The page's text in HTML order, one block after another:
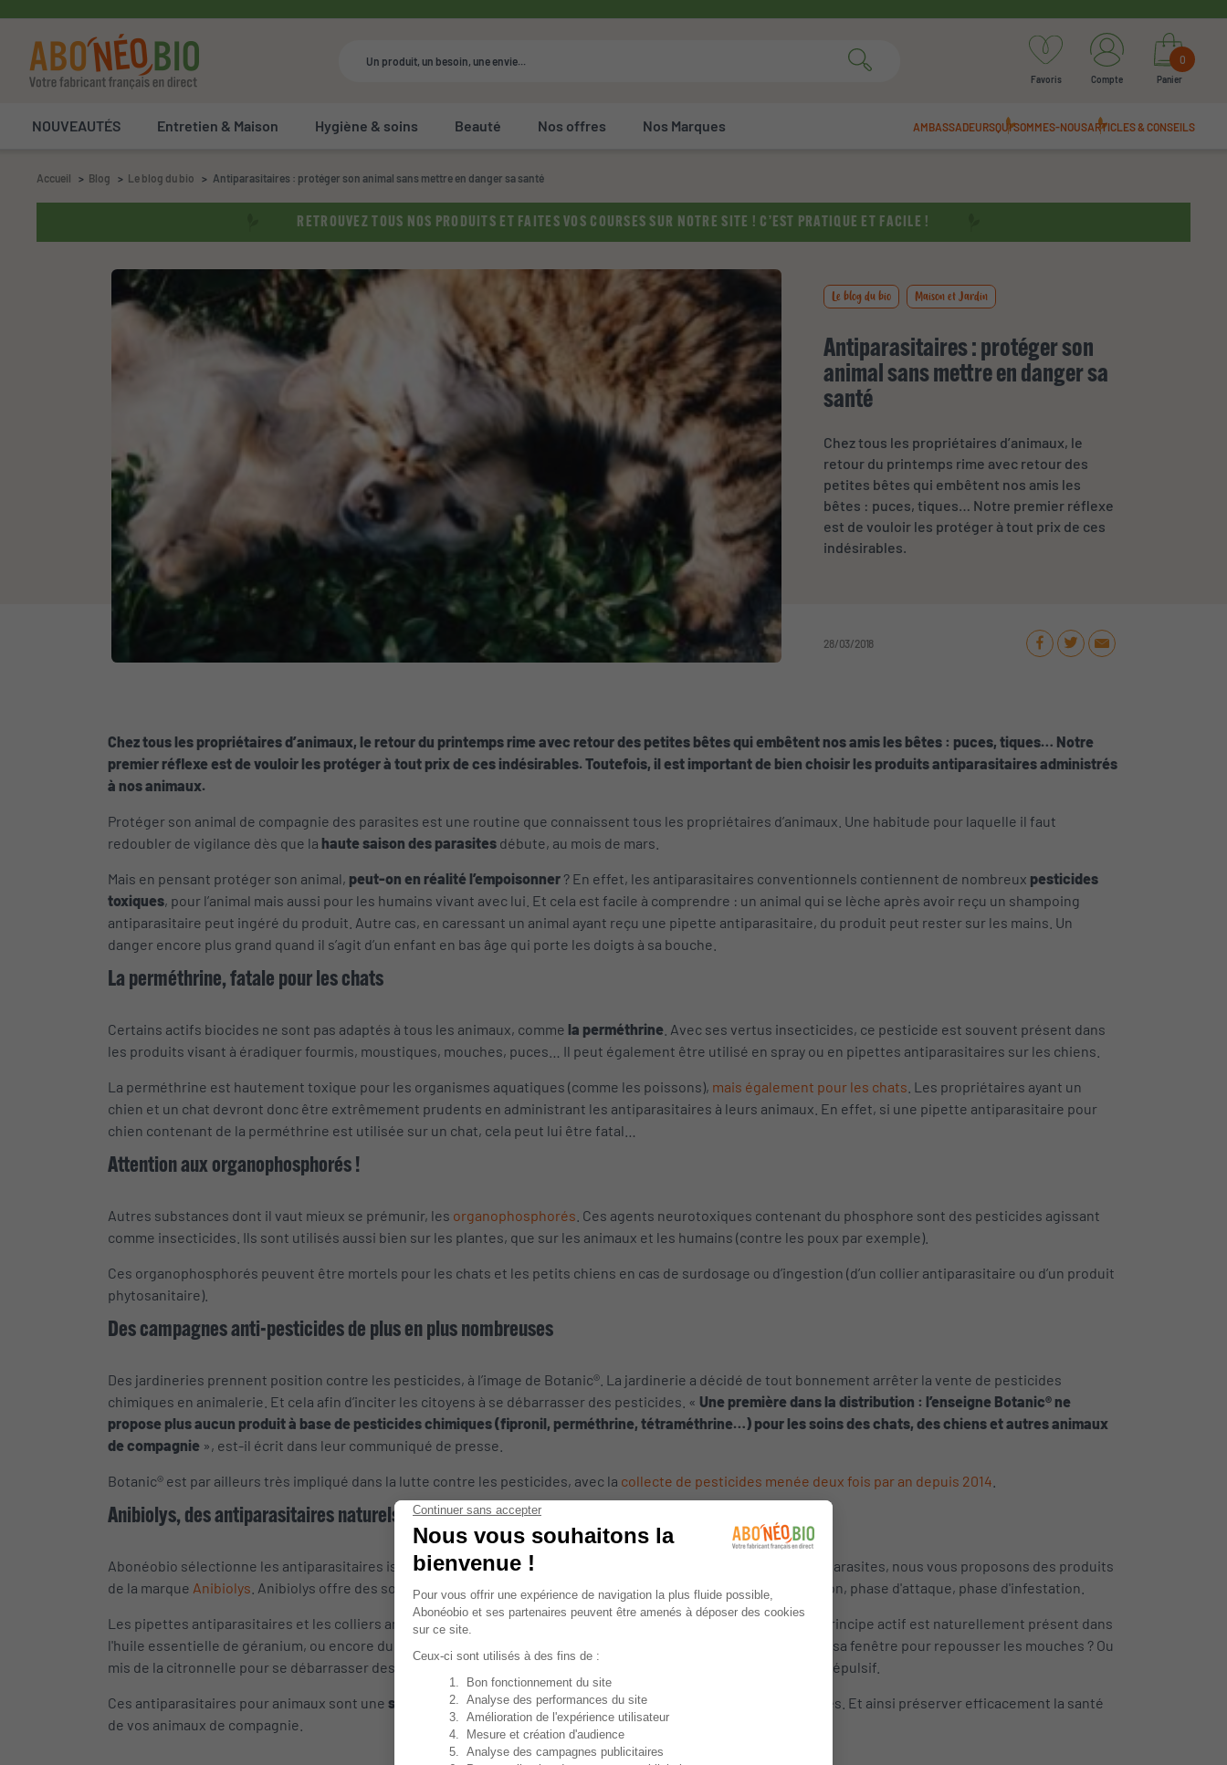
Favoris Compte
0
Panier
NOUVEAUTÉS Entretien & Maison Hygiène & soins Beauté Nos offres Nos Marques AMBASSADEURSQUI SOMMES-NOUSARTICLES & CONSEILS
Accueil Blog Le blog du bio Antiparasitaires : protéger son animal sans mettre en danger sa santé
RETROUVEZ TOUS NOS PRODUITS ET FAITES VOS COURSES SUR NOTRE SITE ! C’EST PRATIQUE ET FACILE !
Le blog du bio Maison et Jardin
Antiparasitaires : protéger son
animal sans mettre en danger sa
santé
Chez tous les propriétaires d’animaux, le
retour du printemps rime avec retour des
petites bêtes qui embêtent nos amis les
bêtes : puces, tiques… Notre premier réflexe
est de vouloir les protéger à tout prix de ces
indésirables.
28 / 03 / 2018
Chez tous les propriétaires d’animaux, le retour du printemps rime avec retour des petites bêtes qui embêtent nos amis les bêtes : puces, tiques… Notre
premier réflexe est de vouloir les protéger à tout prix de ces indésirables. Toutefois, il est important de bien choisir les produits antiparasitaires administrés
à nos animaux.
Protéger son animal de compagnie des parasites est une routine que connaissent tous les propriétaires d’animaux. Une habitude pour laquelle il faut
redoubler de vigilance dès que la haute saison des parasites débute, au mois de mars.
Mais en pensant protéger son animal, peut-on en réalité l’empoisonner ? En effet, les antiparasitaires conventionnels contiennent de nombreux pesticides
toxiques, pour l’animal mais aussi pour les humains vivant avec lui. Et cela est facile à comprendre : un animal qui se lèche après avoir reçu un shampoing
antiparasitaire peut ingéré du produit. Autre cas, en caressant un animal ayant reçu une pipette antiparasitaire, du produit peut rester sur les mains. Un
danger encore plus grand quand il s’agit d’un enfant en bas âge qui porte les doigts à sa bouche.
La perméthrine, fatale pour les chats
Certains actifs biocides ne sont pas adaptés à tous les animaux, comme la perméthrine . Avec ses vertus insecticides, ce pesticide est souvent présent dans
les produits visant à éradiquer fourmis, moustiques, mouches, puces… Il peut également être utilisé en spray ou en pipettes antiparasitaires sur les chiens.
La perméthrine est hautement toxique pour les organismes aquatiques (comme les poissons), mais également pour les chats . Les propriétaires ayant un
chien et un chat devront donc être extrêmement prudents en administrant les antiparasitaires à leurs animaux. En effet, si une pipette antiparasitaire pour
chien contenant de la perméthrine est utilisée sur un chat, cela peut lui être fatal…
Attention aux organophosphorés !
Autres substances dont il vaut mieux se prémunir, les organophosphorés . Ces agents neurotoxiques contenant du phosphore sont des pesticides agissant
comme insecticides. Ils sont utilisés aussi bien sur les plantes, que sur les animaux et les humains (contre les poux par exemple).
Ces organophosphorés peuvent être mortels pour les chats et les petits chiens en cas de surdosage ou d’ingestion (d’un collier antiparasitaire ou d’un produit
phytosanitaire).
Des campagnes anti-pesticides de plus en plus nombreuses
Des jardineries prennent position contre les pesticides, à l’image de Botanic®. La jardinerie a décidé de tout bonnement arrêter la vente de pesticides
chimiques en animalerie. Et cela afin d’inciter les citoyens à se débarrasser des pesticides. « Une première dans la distribution : l’enseigne Botanic® ne
propose plus aucun produit à base de pesticides chimiques (fipronil, perméthrine, tétraméthrine…) pour les soins des chats, des chiens et autres animaux
de compagnie », est-il écrit dans leur communiqué de presse.
Botanic® est par ailleurs très impliqué dans la lutte contre les pesticides, avec la collecte de pesticides menée deux fois par an depuis 2014
Anibiolys, des antiparasitaires naturels pour chien et chat
Abonéobio sélectionne les antiparasitaires issu du règne végétal. Pour protéger vos animaux de compagnie des parasites, nous vous proposons des produits
de la marque Anibiolys . Anibiolys offre des solutions antiparasitaires naturels en trois étapes : phase de prévention, phase d'attaque, phase d'infestation.
Les pipettes antiparasitaires et les colliers antiparasitaires du Laboratoire Anibiolys sont à base de géraniol. Ce principe actif est naturellement présent dans
l'huile essentielle de géranium, ou encore du citron et de la citronnelle. Qui n'a jamais placé des géraniums devant sa fenêtre pour repousser les mouches ? Ou
mis de la citronnelle pour se débarrasser des moustiques ? Dans ces deux exemples, le géraniol est à l'origine du répulsif.
Ces antiparasitaires pour animaux sont une solution naturelle et efficacepour lutter contre les puces et les tiques. Et ainsi préserver efficacement la santé
de vos animaux de compagnie.